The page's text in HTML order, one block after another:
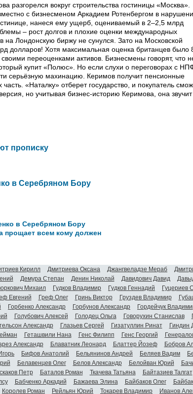
разгорелся вокруг строительства гостиницы «Москва».
с бизнесменом Аркадием Ротенбергом в
нанеся ему ущерб, оцениваемый в 2–2,5 млрд
– рост долгов и плохие оценки международных
на Лондонскую биржу не сунулся. Зато на Московской
долларов! Хотя максимальная оценка британцев было
переоценками активов. Бизнесмены говорят, что
купит «Полюс». Но если слухи о переговорах с
серьёзную махинацию. Керимов получит пенсионные
«Наталку» отберет государство, и покупатель
но учитывая бизнес-историю Керимова, она звучит
прописку
в Серебряном Бору
в Серебряном Бору
прощает всем кому должен
Кирилл Дмитриева Оксана Джангвеладзе Мераб
Демура Степан Денин Николай Давидович Давид
Михаил Гудков Владимир Гудков Геннадий Гуцериев
Евгений Греф Олег Гринь Виктор Груздев Владимир
Горбенко Александр Горбунов Александр Гордейчук
Голубович Алексей Голодец Ольга Говорухин Станислав
Александр Глазьев Сергей Гизатуллин Ринат Гиндин
Геташвили Нана Генс Филипп Генс Георгий
Александр Блаватник Леонард Блаттер Йозеф Бобров
Бифов Анатолий Бельянинов Андрей Беляев Вадим
Белавенцев Олег Белов Александр Белойван Юрий
Петр Баталов Роман Ткачева Татьяна Байтазиев Талгат
Бабченко Аркадий Бажаева Элина Байбаков Олег
Королев Роман Рейльян Юрий Токарев Владимир Иванов